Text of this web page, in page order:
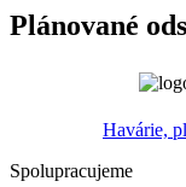
Plánované
Havárie,
Spolupracujeme